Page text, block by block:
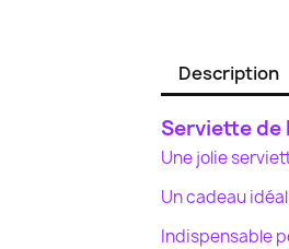
Description
Serviette de
Une jolie
Un cadeau
Indispensable